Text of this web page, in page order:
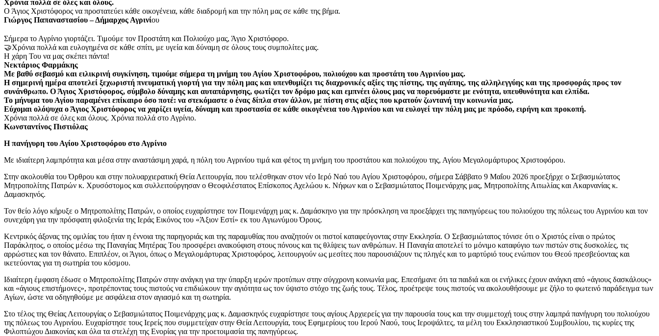
Χρόνια πολλά σε όλες και όλους.
Ο Άγιος Χριστόφορος να προστατεύει κάθε οικογένεια, κάθε διαδρομή και την πόλη μας σε κάθε της βήμα.
Γιώργος Παπαναστασίου – Δήμαρχος Αγρινίου
Σήμερα το Αγρίνιο γιορτάζει. Τιμούμε τον Προστάτη και Πολιούχο μας, Άγιο Χριστόφορο.
🤝Χρόνια πολλά και ευλογημένα σε κάθε σπίτι, με υγεία και δύναμη σε όλους τους συμπολίτες μας.
Η χάρη Του να μας σκέπει πάντα!
Νεκτάριος Φαρμάκης
Με βαθύ σεβασμό και ειλικρινή συγκίνηση, τιμούμε σήμερα τη μνήμη του Αγίου Χριστοφόρου, πολιούχου και προστάτη του Αγρινίου μας.
Η σημερινή ημέρα αποτελεί ξεχωριστή πνευματική γιορτή για την πόλη μας και υπενθυμίζει τις διαχρονικές αξίες της πίστης, της αγάπης, της αλληλεγγύης και της προσφοράς προς τον
συνάνθρωπο. Ο Άγιος Χριστόφορος, σύμβολο δύναμης και αυταπάρνησης, φωτίζει τον δρόμο μας και εμπνέει όλους μας να πορευόμαστε με ενότητα, υπευθυνότητα και ελπίδα.
Το μήνυμα του Αγίου παραμένει επίκαιρο όσο ποτέ: να στεκόμαστε ο ένας δίπλα στον άλλον, με πίστη στις αξίες που κρατούν ζωντανή την κοινωνία μας.
Εύχομαι ολόψυχα ο Άγιος Χριστόφορος να χαρίζει υγεία, δύναμη και προστασία σε κάθε οικογένεια του Αγρινίου και να ευλογεί την πόλη μας με πρόοδο, ειρήνη και προκοπή.
Χρόνια πολλά σε όλες και όλους. Χρόνια πολλά στο Αγρίνιο.
Κωνσταντίνος Πιστιόλας
Η πανήγυρη του Αγίου Χριστοφόρου στο Αγρίνιο
Με ιδιαίτερη λαμπρότητα και μέσα στην αναστάσιμη χαρά, η πόλη του Αγρινίου τιμά και φέτος τη μνήμη του προστάτου και πολιούχου της, Αγίου Μεγαλομάρτυρος Χριστοφόρου.
Στην ακολουθία του Όρθρου και στην πολυαρχιερατική Θεία Λειτουργία, που τελέσθηκαν στον νέο Ιερό Ναό του Αγίου Χριστοφόρου, σήμερα Σάββατο 9 Μαΐου 2026 προεξήρχε ο Σεβασμιώτατος
Μητροπολίτης Πατρών κ. Χρυσόστομος και συλλειτούργησαν ο Θεοφιλέστατος Επίσκοπος Αχελώου κ. Νήφων και ο Σεβασμιώτατος Ποιμενάρχης μας, Μητροπολίτης Αιτωλίας και Ακαρνανίας κ.
Δαμασκηνός.
Τον θείο λόγο κήρυξε ο Μητροπολίτης Πατρών, ο οποίος ευχαρίστησε τον Ποιμενάρχη μας κ. Δαμάσκηνο για την πρόσκληση να προεξάρχει της πανηγύρεως του πολιούχου της πόλεως του Αγρινίου και τον
συνεχάρη για την πρόσφατη φιλοξενία της Ιεράς Εικόνος του «Άξιον Εστί» εκ του Αγιωνύμου Όρους.
Κεντρικός άξονας της ομιλίας του ήταν η έννοια της παρηγοριάς και της παραμυθίας που αναζητούν οι πιστοί καταφεύγοντας στην Εκκλησία. Ο Σεβασμιώτατος τόνισε ότι ο Χριστός είναι ο πρώτος
Παράκλητος, ο οποίος μέσω της Παναγίας Μητέρας Του προσφέρει ανακούφιση στους πόνους και τις θλίψεις των ανθρώπων. Η Παναγία αποτελεί το μόνιμο καταφύγιο των πιστών στις δυσκολίες, τις
αρρώστιες και τον θάνατο. Επιπλέον, οι Άγιοι, όπως ο Μεγαλομάρτυρας Χριστοφόρος, λειτουργούν ως μεσίτες που παρουσιάζουν τις πληγές και το μαρτύριό τους ενώπιον του Θεού πρεσβεύοντας και
ικετεύοντας για τη σωτηρία του κόσμου.
Ιδιαίτερη έμφαση έδωσε ο Μητροπολίτης Πατρών στην ανάγκη για την ύπαρξη ιερών προτύπων στην σύγχρονη κοινωνία μας. Επεσήμανε ότι τα παιδιά και οι ενήλικες έχουν ανάγκη από «άγιους δασκάλους»
και «άγιους επιστήμονες», προτρέποντας τους πιστούς να επιδιώκουν την αγιότητα ως τον ύψιστο στόχο της ζωής τους. Τέλος, προέτρεψε τους πιστούς να ακολουθήσουμε με ζήλο το φωτεινό παράδειγμα των
Αγίων, ώστε να οδηγηθούμε με ασφάλεια στον αγιασμό και τη σωτηρία.
Στο τέλος της Θείας Λειτουργίας ο Σεβασμιώτατος Ποιμενάρχης μας κ. Δαμασκηνός ευχαρίστησε τους αγίους Αρχιερείς για την παρουσία τους και την συμμετοχή τους στην λαμπρά πανήγυρη του πολιούχου
της πόλεως του Αγρινίου. Ευχαρίστησε τους Ιερείς που συμμετείχαν στην Θεία Λειτουργία, τους Εφημερίους του Ιερού Ναού, τους Ιεροψάλτες, τα μέλη του Εκκλησιαστικού Συμβουλίου, τις κυρίες της
Φιλοπτώχου Διακονίας και όλα τα στελέχη της Ενορίας για την προετοιμασία της πανηγύρεως.